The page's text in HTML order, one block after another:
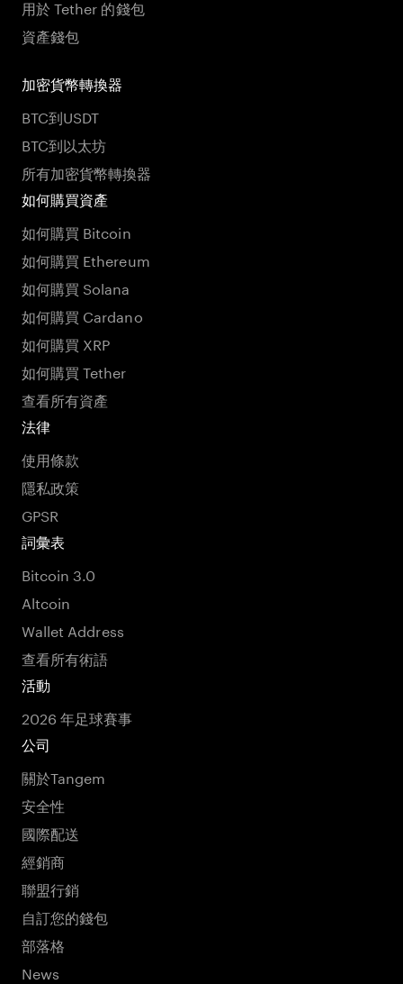
用於 Tether 的錢包
資產錢包
加密貨幣轉換器
BTC到USDT
BTC到以太坊
所有加密貨幣轉換器
如何購買資產
如何購買 Bitcoin
如何購買 Ethereum
如何購買 Solana
如何購買 Cardano
如何購買 XRP
如何購買 Tether
查看所有資產
法律
使用條款
隱私政策
GPSR
詞彙表
Bitcoin 3.0
Altcoin
Wallet Address
查看所有術語
活動
2026 年足球賽事
公司
關於Tangem
安全性
國際配送
經銷商
聯盟行銷
自訂您的錢包
部落格
News